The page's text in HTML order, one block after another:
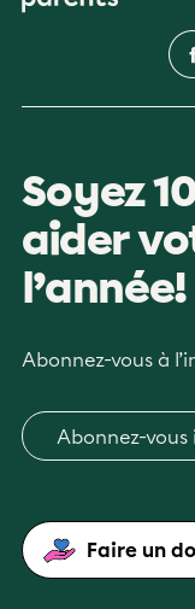
Soyez
aider
l’année!
Abonnez-vous à
Abonnez-vous
Faire un